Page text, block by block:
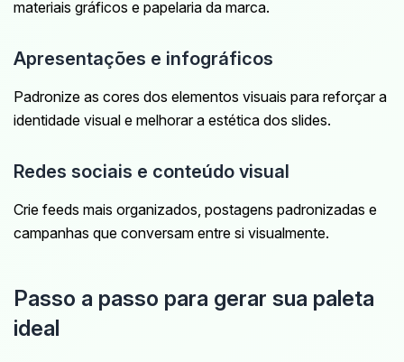
materiais gráficos e papelaria da marca.
Apresentações e infográficos
Padronize as cores dos elementos visuais para reforçar a
identidade visual e melhorar a estética dos slides.
Redes sociais e conteúdo visual
Crie feeds mais organizados, postagens padronizadas e
campanhas que conversam entre si visualmente.
Passo a passo para gerar sua paleta
ideal